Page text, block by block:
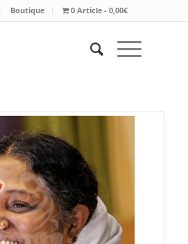
Boutique 0 Article 0,00€